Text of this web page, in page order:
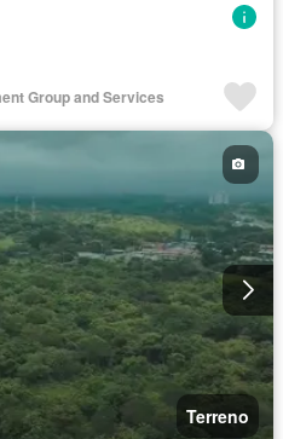
Group and Services
Terreno